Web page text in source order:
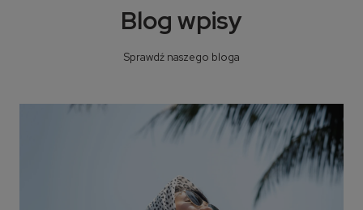
Blog wpisy
Sprawdź naszego bloga